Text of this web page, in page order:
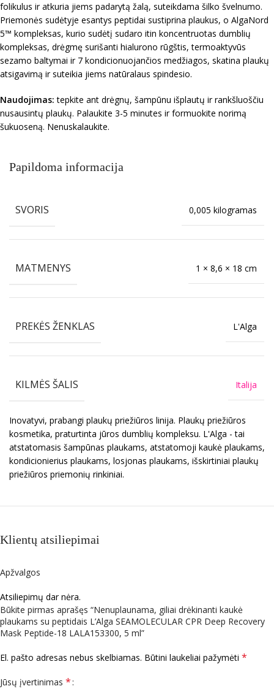
folikulus ir atkuria jiems padarytą žalą, suteikdama šilko švelnumo.
Priemonės sudėtyje esantys peptidai sustiprina plaukus, o AlgaNord
5™ kompleksas, kurio sudėtį sudaro itin koncentruotas dumblių
kompleksas, drėgmę surišanti hialurono rūgštis, termoaktyvūs
sezamo baltymai ir 7 kondicionuojančios medžiagos, skatina plaukų
atsigavimą ir suteikia jiems natūralaus spindesio.
Naudojimas: tepkite ant drėgnų, šampūnu išplautų ir rankšluoščiu
nusausintų plaukų. Palaukite 3-5 minutes ir formuokite norimą
šukuoseną. Nenuskalaukite.
Papildoma informacija
SVORIS 0,005 kilogramas
MATMENYS 1 × 8,6 × 18 cm
PREKĖS ŽENKLAS L'Alga
KILMĖS ŠALIS Italija
Inovatyvi, prabangi plaukų priežiūros linija. Plaukų priežiūros
kosmetika, praturtinta jūros dumblių kompleksu. L'Alga - tai
atstatomasis šampūnas plaukams, atstatomoji kaukė plaukams,
kondicionierius plaukams, losjonas plaukams, išskirtiniai plaukų
priežiūros priemonių rinkiniai.
Klientų atsiliepimai
Apžvalgos
Atsiliepimų dar nėra.
Būkite pirmas aprašęs “Nenuplaunama, giliai drėkinanti kaukė
plaukams su peptidais L’Alga SEAMOLECULAR CPR Deep Recovery
Mask Peptide-18 LALA153300, 5 ml”
El. pašto adresas nebus skelbiamas. Būtini laukeliai pažymėti *
Jūsų įvertinimas *